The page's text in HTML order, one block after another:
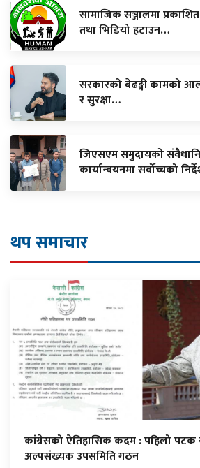
सामाजिक सञ्जालमा
तथा भिडियो हटाउन…
सरकारको बेढङ्गी कामको
र सुरक्षा…
जिएसएम समुदायको
कार्यान्वयनमा सर्वोच्चको
थप समाचार
कांग्रेसको ऐतिहासिक कदम : पहिलो पटक
अल्पसंख्यक उपसमिति गठन